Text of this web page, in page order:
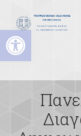
Ανοίξτε τη γραμμή